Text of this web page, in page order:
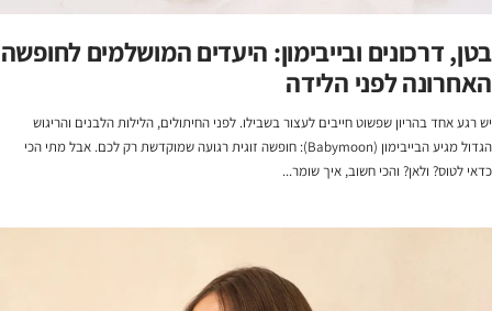
בטן, דרכונים ובייבימון: היעדים המושלמים לחופשה
האחרונה לפני הלידה
יש רגע אחד בהריון שפשוט חייבים לעצור בשבילו. לפני החיתולים, הלילות הלבנים והריגוש
הגדול מגיע הבייבימון (Babymoon): חופשה זוגית רגועה שמוקדשת רק לכם. אבל מתי הכי
כדאי לטוס? ולאן? והכי חשוב, איך שומר...